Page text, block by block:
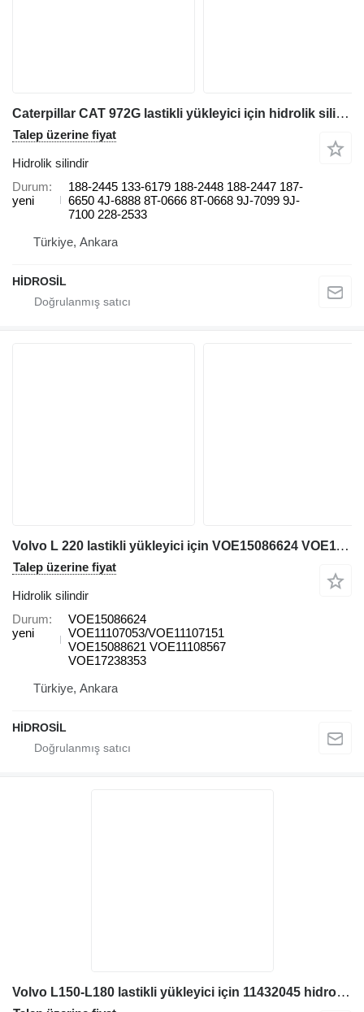
Caterpillar CAT 972G lastikli yükleyici için hidrolik silindir
Talep üzerine fiyat
Hidrolik silindir
Durum
yeni
188-2445 133-6179 188-2448 188-2447 187-
6650 4J-6888 8T-0666 8T-0668 9J-7099 9J-
7100 228-2533
Türkiye, Ankara
HİDROSİL
Volvo L 220 lastikli yükleyici için VOE15086624 VOE11107053/VOE11107151 VOE15088621 VOE11108567 VOE17238353 hidrolik silindir
Talep üzerine fiyat
Hidrolik silindir
Durum
yeni
VOE15086624
VOE11107053/VOE11107151
VOE15088621 VOE11108567
VOE17238353
Türkiye, Ankara
HİDROSİL
Volvo L150-L180 lastikli yükleyici için 11432045 hidrolik silindir